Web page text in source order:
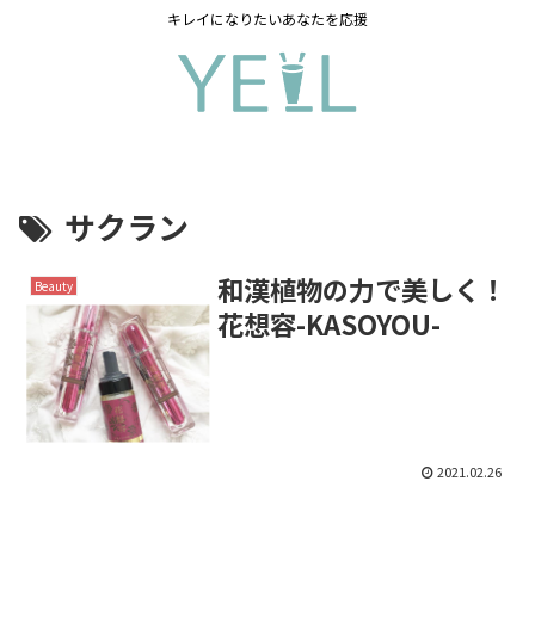
キレイになりたいあなたを応援
サクラン
Beauty
和漢植物の力で美しく！
花想容-KASOYOU-
2021.02.26